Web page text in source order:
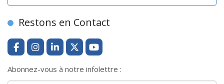
Restons en Contact
Abonnez-vous à notre infolettre :